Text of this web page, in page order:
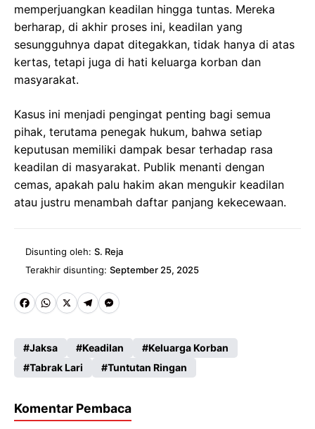
memperjuangkan keadilan hingga tuntas. Mereka
berharap, di akhir proses ini, keadilan yang
sesungguhnya dapat ditegakkan, tidak hanya di atas
kertas, tetapi juga di hati keluarga korban dan
masyarakat.
Kasus ini menjadi pengingat penting bagi semua
pihak, terutama penegak hukum, bahwa setiap
keputusan memiliki dampak besar terhadap rasa
keadilan di masyarakat. Publik menanti dengan
cemas, apakah palu hakim akan mengukir keadilan
atau justru menambah daftar panjang kekecewaan.
Disunting oleh: S. Reja
Terakhir disunting: September 25, 2025
Fa
b
o
k
W
ts
A
p
X
Te
gr
a
M
se
n
er
Jaksa Keadilan
Keluarga Korban
Tabrak Lari
Tuntutan Ringan
Komentar Pembaca